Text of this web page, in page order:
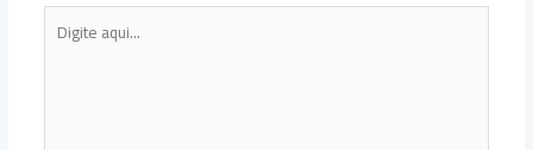
Digite
aqui...